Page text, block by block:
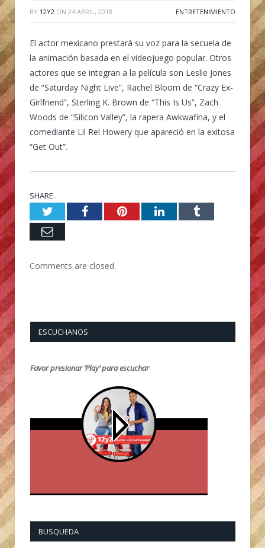
BY 12Y2 ON 24 ABRIL, 2018 ENTRETENIMIENTO
El actor mexicano prestará su voz para la secuela de
la animación basada en el videojuego popular. Otros
actores que se integran a la película son Leslie Jones
de “Saturday Night Live”, Rachel Bloom de “Crazy Ex-
Girlfriend”, Sterling K. Brown de “This Is Us”, Zach
Woods de “Silicon Valley”, la rapera Awkwafina, y el
comediante Lil Rel Howery que apareció en la exitosa
“Get Out”.
SHARE.
TwitterFacebookPinterestLinkedInTumblr
Email
Comments are closed.
ESCUCHANOS
Favor presionar ‘Play’ para escuchar
BUSQUEDA